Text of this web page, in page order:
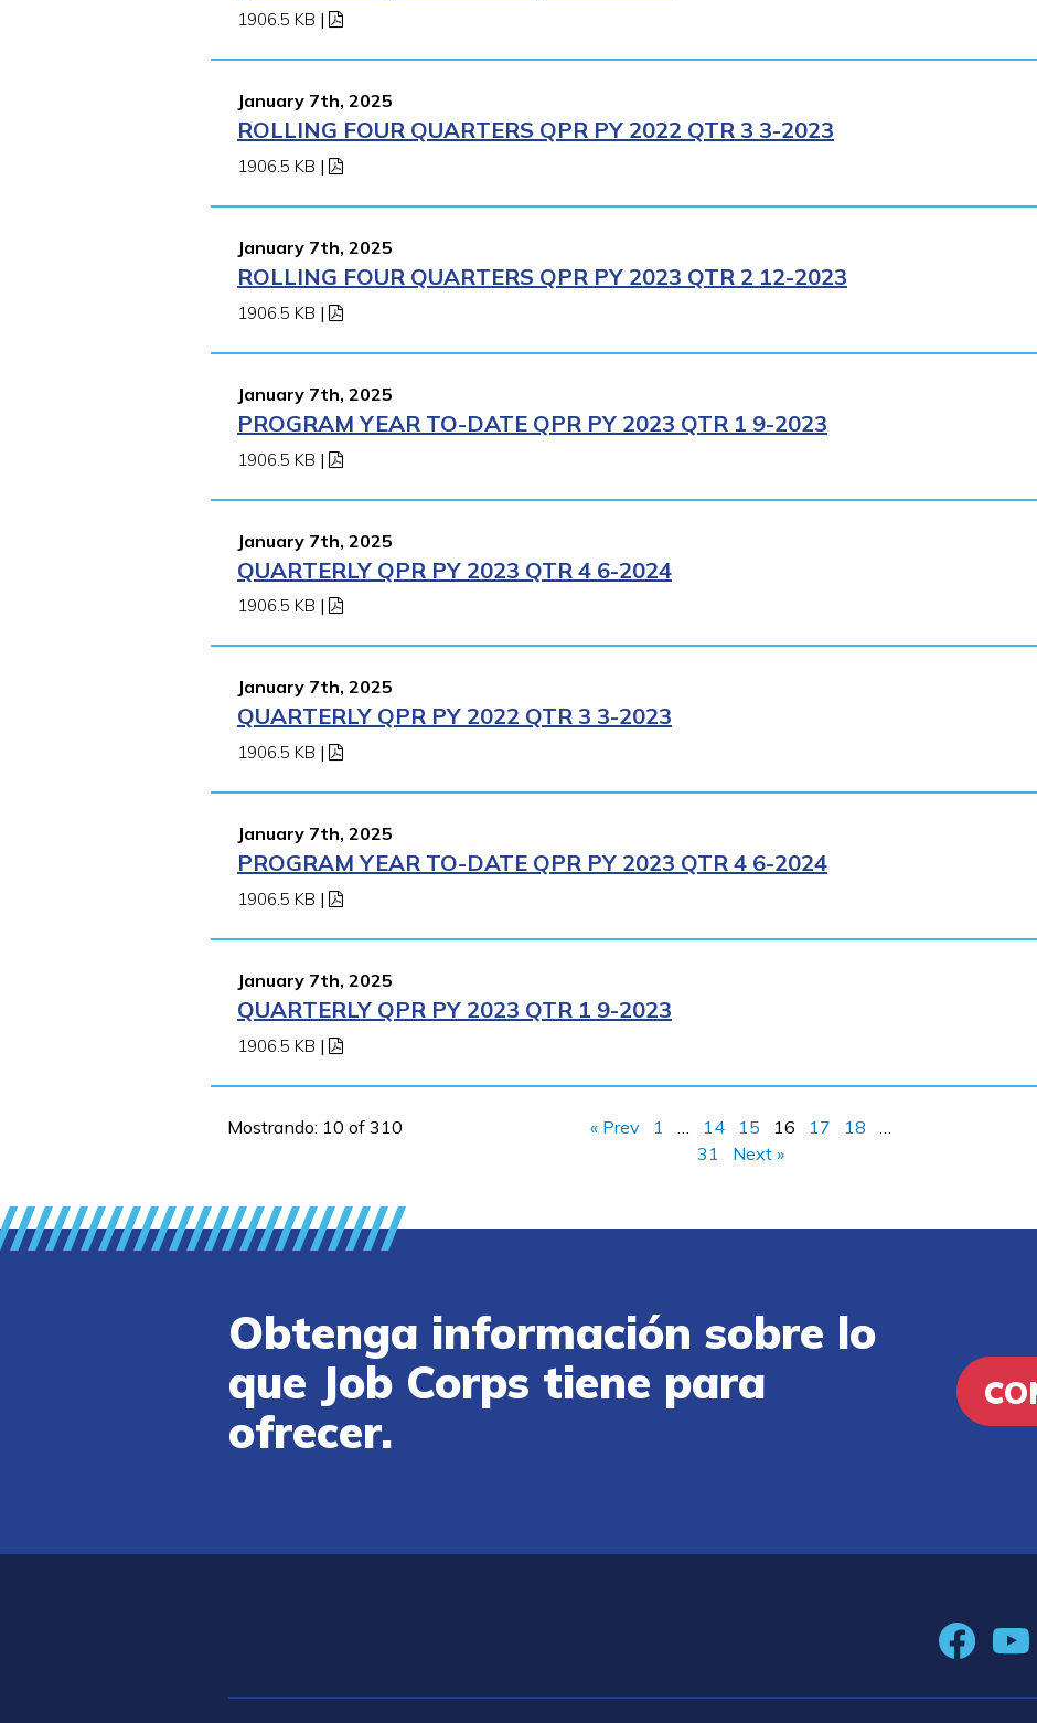
1906.5 KB |
January 7th, 2025
ROLLING FOUR QUARTERS QPR PY 2022 QTR 3 3-2023
1906.5 KB |
January 7th, 2025
ROLLING FOUR QUARTERS QPR PY 2023 QTR 2 12-2023
1906.5 KB |
January 7th, 2025
PROGRAM YEAR TO-DATE QPR PY 2023 QTR 1 9-2023
1906.5 KB |
January 7th, 2025
QUARTERLY QPR PY 2023 QTR 4 6-2024
1906.5 KB |
January 7th, 2025
QUARTERLY QPR PY 2022 QTR 3 3-2023
1906.5 KB |
January 7th, 2025
PROGRAM YEAR TO-DATE QPR PY 2023 QTR 4 6-2024
1906.5 KB |
January 7th, 2025
QUARTERLY QPR PY 2023 QTR 1 9-2023
1906.5 KB |
Mostrando: 10 of 310 « Prev 1 14 15 16 17 18
31
Next »
Obtenga información sobre lo
que Job Corps tiene para
ofrecer.